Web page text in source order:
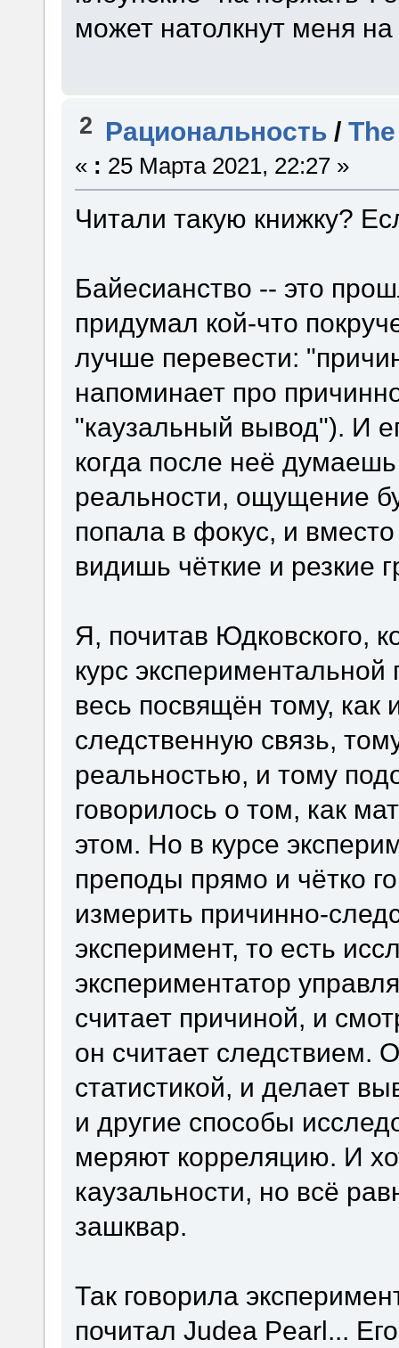
может натолкнут меня на
2 Рациональность /
« : 25 Марта 2021, 22:27 »
Читали такую книжку?
Байесианство -- это
придумал кой-что
лучше перевести:
напоминает про
"каузальный вывод"). И
когда после неё
реальности, ощущение
попала в фокус, и
видишь чёткие и резкие
Я, почитав Юдковского,
курс
весь посвящён тому, как
следственную связь,
реальностью, и тому
говорилось о том, как
этом. Но в курсе
преподы прямо и чётко
измерить причинно-
эксперимент, то есть
экспериментатор
считает причиной, и
он считает следствием.
статистикой, и делает
и другие способы
меряют корреляцию. И
каузальности, но всё
зашквар.
Так говорила
почитал Judea Pearl...